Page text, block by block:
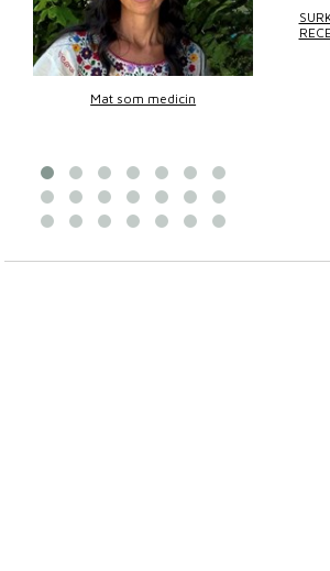
Mat som medicin